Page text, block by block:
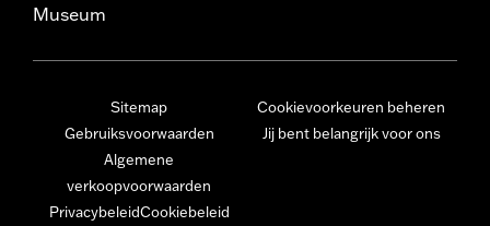
Museum
Sitemap
Gebruiksvoorwaarden
Algemene
verkoopvoorwaarden
PrivacybeleidCookiebeleid
Cookievoorkeuren beheren
Jij bent belangrijk voor ons